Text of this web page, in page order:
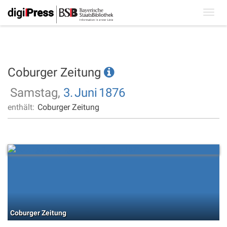
Coburger Zeitung
Samstag, 3.Juni 1876
enthält: Coburger Zeitung
Coburger Zeitung